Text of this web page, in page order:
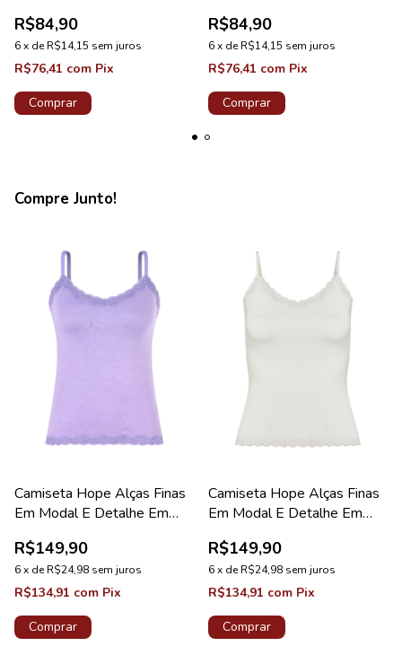
R$84,90
6x deR$14,15 sem juros
R$76,41 com Pix
Comprar
R$84,90
6x deR$14,15 sem juros
R$76,41 com Pix
Comprar
Compre Junto!
Camiseta Hope Alças Finas
Em Modal E Detalhe Em
Green
R$149,90
6x deR$24,98 sem juros
R$134,91 com Pix
Comprar
Camiseta Hope Alças Finas
Em Modal E Detalhe Em
Green
R$149,90
6x deR$24,98 sem juros
R$134,91 com Pix
Comprar